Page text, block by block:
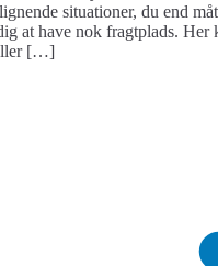
situationer, du end
at have nok fragtplads. Her
[…]